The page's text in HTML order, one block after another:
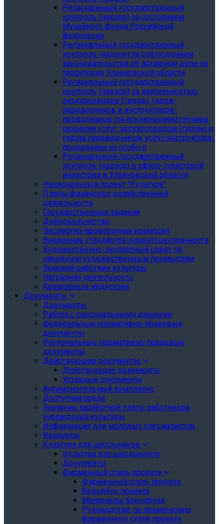
Региональный государственный
контроль (надзор) за состоянием
Музейного фонда Российской
федерации
Региональный государственный
контроль (надзор) за соблюдением
законодательства об архивном деле на
территории Ульяновской области
Региональный государственный
контроль (надзор) за деятельностью
экскурсоводов (гидов), гидов-
переводчиков и инструкторов-
проводников (за исключением случаев
оказания услуг экскурсоводом (гидом) и
гидом переводчиком, услуг инструктора-
проводника на особо о
Региональный государственный
контроль (надзор) в сфере туристской
индустрии в Ульяновской области
Национальный проект "Культура"
Планы финансово-хозяйственной
деятельности
Государственные задания
Добровольчество
Экспертно-проверочная комиссия
Внедрение стандартов клиентоцентричности
Художественно-экспертный совет по
народным художественным промыслам
Земский работник культуры
Наградная деятельность
Креативные индустрии
Документы
Документы
Работа с персональными данными
Федеральные нормативно-правовые
документы
Региональные нормативно-правовые
документы
Действующие документы
Действующие документы
Уставные документы
Антимонопольный комплаенс
Доступная среда
Значение заработной платы работников
учреждений культуры
Информация для молодых специалистов
Конкурсы
Культура для школьников
Культура для школьников
Документы
Фирменный стиль проекта
Фирменный стиль проекта
Брендбук проекта
Материалы брендбука
Руководство по применению
фирменного стиля проекта